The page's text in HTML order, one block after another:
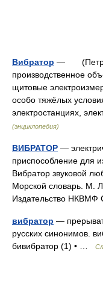
Вибратор —
производственное
щитовые
особо тяжёлых
электростанциях,
(энциклопедия)
ВИБРАТОР —
приспособление для
Вибратор звуковой
Морской словарь. М.
Издательство
вибратор —
русских синонимов.
бивибратор (1) • …